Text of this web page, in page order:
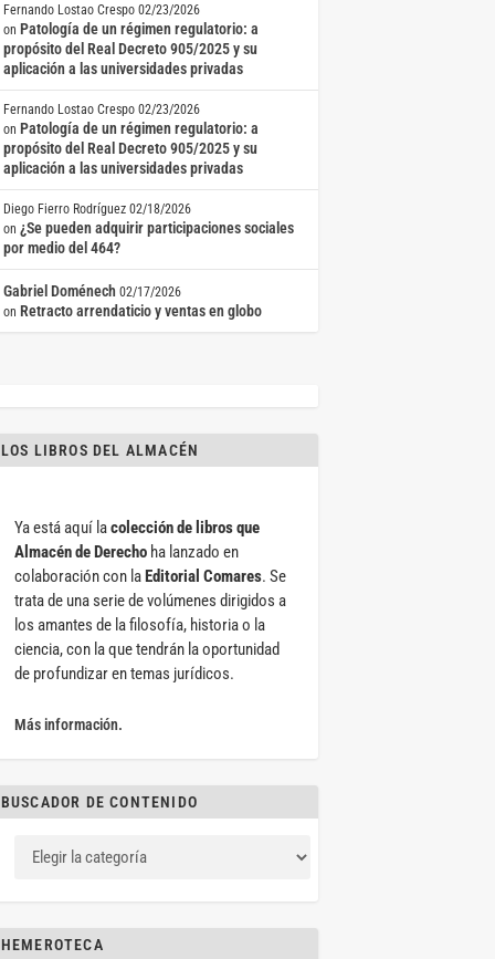
Fernando Lostao Crespo 02/23/2026
on Patología de un régimen regulatorio: a
propósito del Real Decreto 905/2025 y su
aplicación a las universidades privadas
Fernando Lostao Crespo 02/23/2026
on Patología de un régimen regulatorio: a
propósito del Real Decreto 905/2025 y su
aplicación a las universidades privadas
Diego Fierro Rodríguez 02/18/2026
on ¿Se pueden adquirir participaciones sociales
por medio del 464?
Gabriel Doménech 02/17/2026
on Retracto arrendaticio y ventas en globo
LOS LIBROS DEL ALMACÉN
Ya está aquí lacolección de libros que
Almacén de Derechoha lanzado en
colaboración con laEditorial Comares. Se
trata de una serie de volúmenes dirigidos a
los amantes de la filosofía, historia o la
ciencia, con la que tendrán la oportunidad
de profundizar en temas jurídicos.
Más información.
BUSCADOR DE CONTENIDO
HEMEROTECA